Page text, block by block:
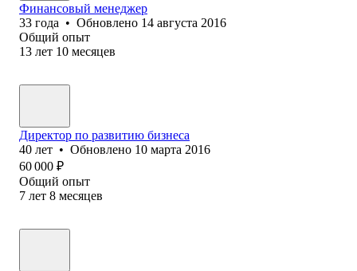
Финансовый менеджер
33 года • Обновлено 14 августа 2016
Общий опыт
13 лет 10 месяцев
Директор по развитию бизнеса
40 лет • Обновлено 10 марта 2016
60 000 ₽
Общий опыт
7 лет 8 месяцев